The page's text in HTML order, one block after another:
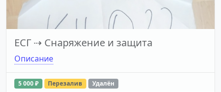
ЕСГ ⇢ Снаряжение и защита
Описание
5 000 ₽ Перезалив Удалён